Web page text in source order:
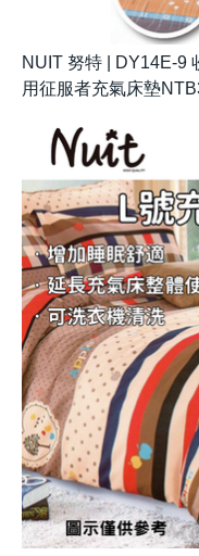
NUIT 努特 | DY14E-9
用征服者充氣床墊